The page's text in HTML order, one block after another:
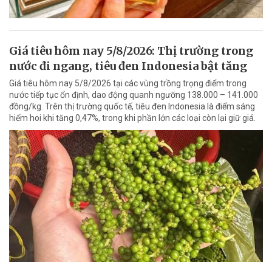
Giá tiêu hôm nay 5/8/2026: Thị trường trong
nước đi ngang, tiêu đen Indonesia bật tăng
Giá tiêu hôm nay 5/8/2026 tại các vùng trồng trọng điểm trong
nước tiếp tục ổn định, dao động quanh ngưỡng 138.000 – 141.000
đồng/kg. Trên thị trường quốc tế, tiêu đen Indonesia là điểm sáng
hiếm hoi khi tăng 0,47%, trong khi phần lớn các loại còn lại giữ giá.